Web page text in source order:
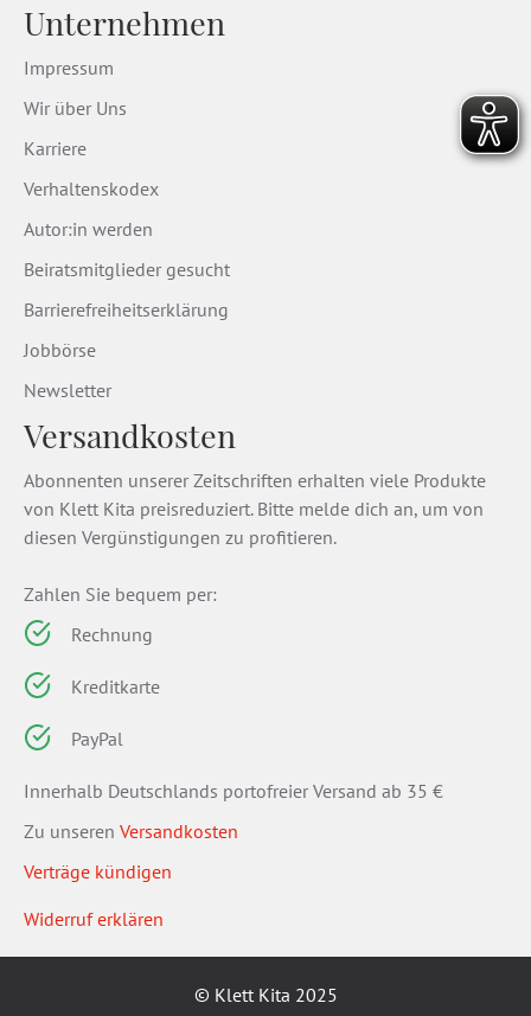
Unternehmen
Impressum
Wir über Uns
Karriere
Verhaltenskodex
Autor:in werden
Beiratsmitglieder gesucht
Barrierefreiheitserklärung
Jobbörse
Newsletter
Versandkosten
Abonnenten unserer Zeitschriften erhalten viele Produkte
von Klett Kita preisreduziert. Bitte melde dich an, um von
diesen Vergünstigungen zu profitieren.
Zahlen Sie bequem per:
Rechnung
Kreditkarte
PayPal
Innerhalb Deutschlands portofreier Versand ab 35 €
Zu unseren Versandkosten
Verträge kündigen
Widerruf erklären
© Klett Kita 2025